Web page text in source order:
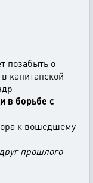
позабыть о
капитанской
в борьбе с
к вошедшему
прошлого